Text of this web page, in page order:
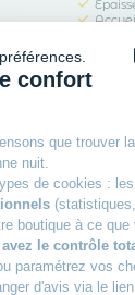
confort
que trouver la
nuit.
de cookies : les
boutique à ce
le contrôle
paramétrez vos
d'avis via le
05€